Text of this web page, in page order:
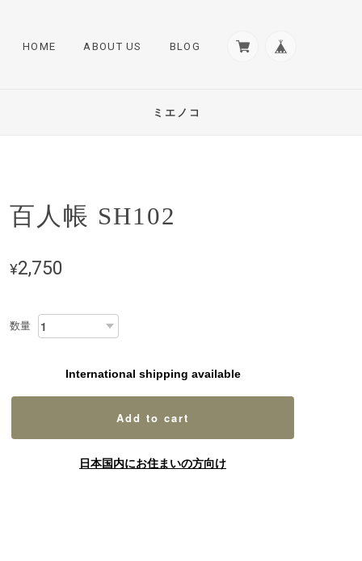
HOME ABOUT US BLOG
ミエノコ
百人帳 SH102
¥2,750
数量
International shipping available
Add to cart
日本国内にお住まいの方向け